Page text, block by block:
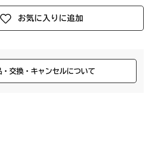
お気に入りに追加
・交換・キャンセルについて